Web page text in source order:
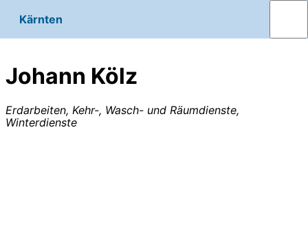
Kärnten
Johann Kölz
Erdarbeiten, Kehr-, Wasch- und Räumdienste,
Winterdienste